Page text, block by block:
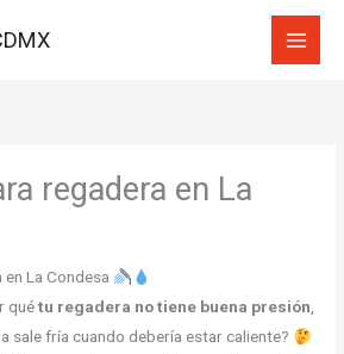
regadera en La
La Condesa
quétu regadera no tiene buena presión,
sale fría cuando debería estar caliente?